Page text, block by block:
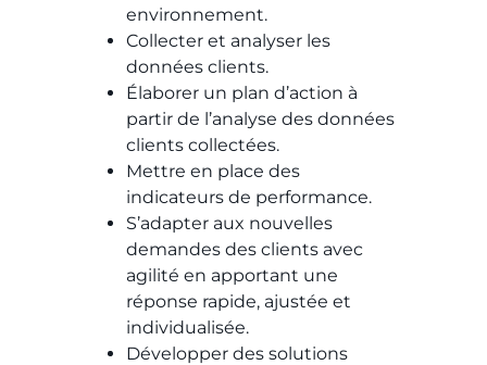
environnement.
Collecter et analyser les
données clients.
Élaborer un plan d’action à
partir de l’analyse des données
clients collectées.
Mettre en place des
indicateurs de performance.
S’adapter aux nouvelles
demandes des clients avec
agilité en apportant une
réponse rapide, ajustée et
individualisée.
Développer des solutions